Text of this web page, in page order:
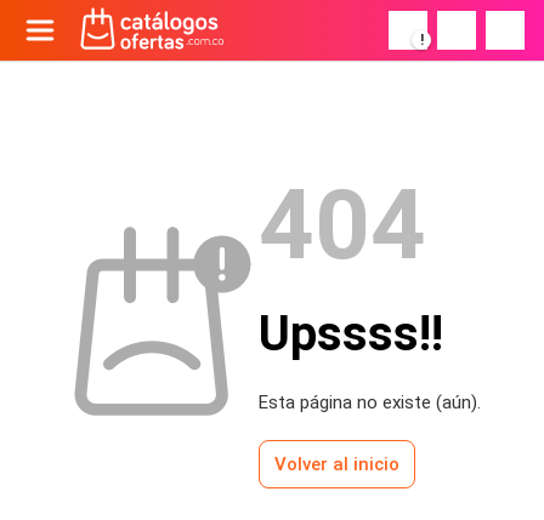
!
404
Upssss!!
Esta página no existe (aún).
Volver al inicio